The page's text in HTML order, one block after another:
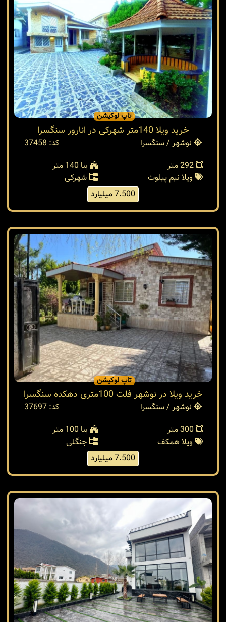
تاپ لوکیشن
خرید ویلا 140متر شهرکی در انارور سنگسرا
نوشهر / سنگسرا
کد: 37458
بنا 140 متر
ویلا نیم پیلوت
شهرکی
7.500 میلیارد
تاپ لوکیشن
خرید ویلا در نوشهر فلت 100متری دهکده سنگسرا
نوشهر / سنگسرا
کد: 37697
بنا 100 متر
ویلا همکف
جنگلی
7.500 میلیارد